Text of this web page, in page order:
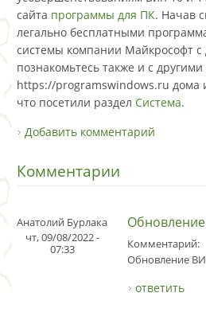
сайта программы для ПК. Начав
легально бесплатными
системы компании Майкрософт
познакомьтесь также и с
https://programswindows.ru дома
что посетили раздел Система.
Добавить комментарий
Комментарии
Анатолий Бурлака
чт, 09/08/2022 -
07:33
Комментарий:
Обновление
ответить